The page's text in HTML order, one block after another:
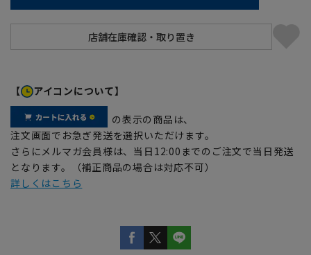
【 アイコンについて】
の表示の商品は、
注文画面でお急ぎ発送を選択いただけます。
さらにメルマガ会員様は、当日12:00までのご注文で当日発送
となります。（補正商品の場合は対応不可）
詳しくはこちら